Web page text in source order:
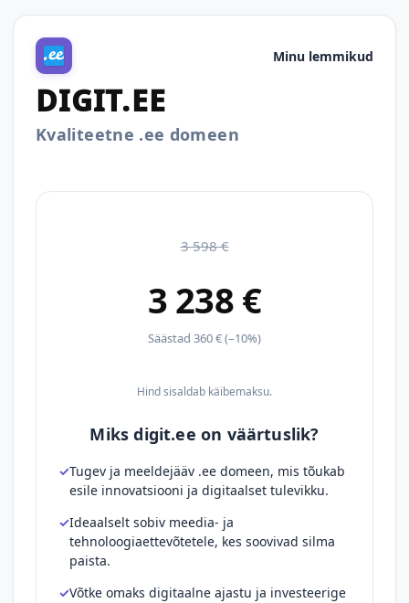
Minu lemmikud
DIGIT.EE
Kvaliteetne .ee domeen
3 598 €
3 238 €
Säästad 360 € (–10%)
Hind sisaldab käibemaksu.
Miks digit.ee on väärtuslik?
Tugev ja meeldejääv .ee domeen, mis tõukab
esile innovatsiooni ja digitaalset tulevikku.
Ideaalselt sobiv meedia- ja
tehnoloogiaettevõtetele, kes soovivad silma
paista.
Võtke omaks digitaalne ajastu ja investeerige